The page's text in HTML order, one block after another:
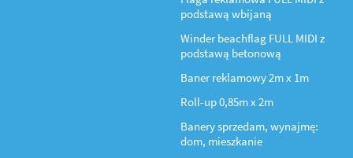
podstawą wbijaną
Winder beachflag FULL MIDI z
podstawą betonową
Baner reklamowy 2m x 1m
Roll-up 0,85m x 2m
Banery sprzedam, wynajmę:
dom, mieszkanie